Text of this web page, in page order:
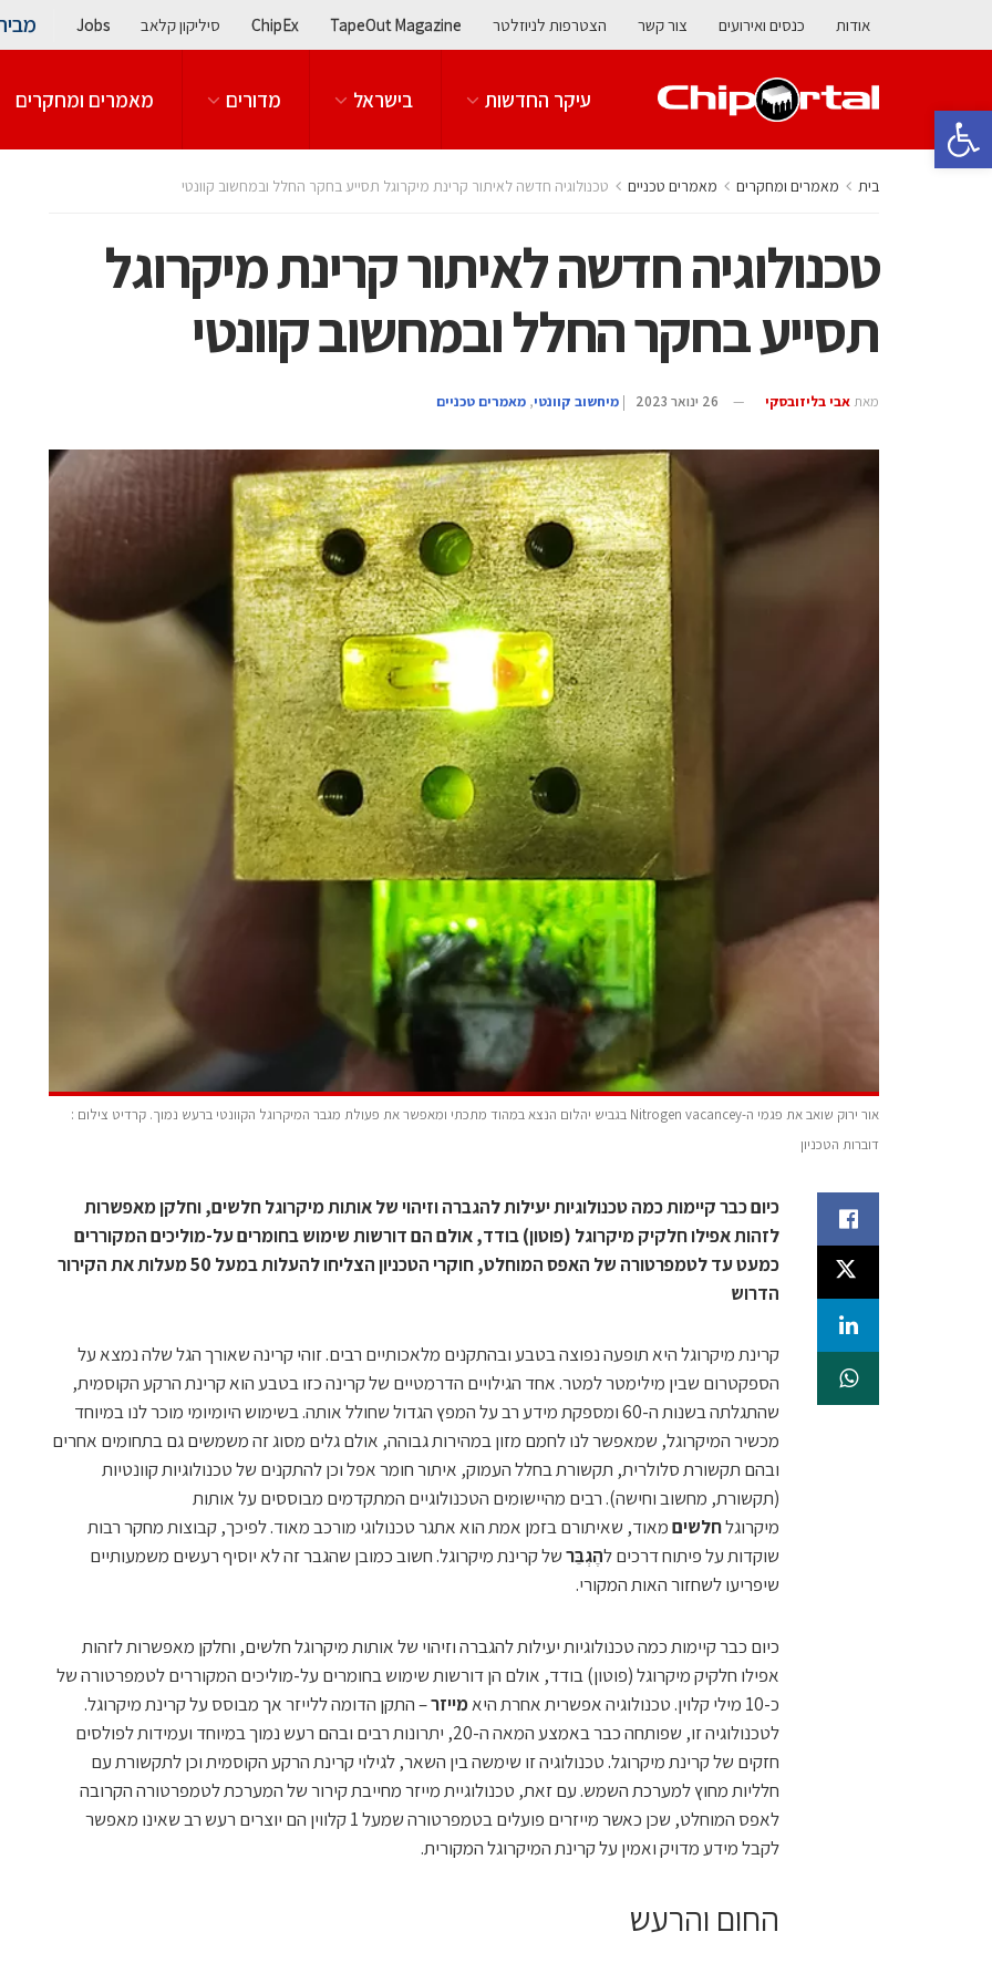
פתח סרגל נגישות
אודות כנסים ואירועים צור קשר הצטרפות לניוזלטר TapeOut Magazine
ChipEx סיליקון קלאב Jobs
עיקר החדשות בישראל מדורים מאמרים ומחקרים
בית מאמרים ומחקרים מאמרים טכניים טכנולוגיה חדשה לאיתור קרינת מיקרוגל תסייע בחקר החלל ובמחשוב קוונטי
טכנולוגיה חדשה לאיתור קרינת מיקרוגל
תסייע בחקר החלל ובמחשוב קוונטי
מאת אבי בליזובסקי 26 ינואר 2023 | מיחשוב קוונטי, מאמרים טכניים
אור ירוק שואב את פגמי ה-Nitrogen vacancey בגביש יהלום הנצא במהוד מתכתי ומאפשר את פעולת מגבר המיקרוגל הקוונטי ברעש נמוך. קרדיט צילום :
דוברות הטכניון
כיום כבר קיימות כמה טכנולוגיות יעילות להגברה וזיהוי של אותות מיקרוגל חלשים, וחלקן מאפשרות
לזהות אפילו חלקיק מיקרוגל (פוטון) בודד, אולם הם דורשות שימוש בחומרים על-מוליכים המקוררים
כמעט עד לטמפרטורה של האפס המוחלט, חוקרי הטכניון הצליחו להעלות במעל 50 מעלות את הקירור
הדרוש
קרינת מיקרוגל היא תופעה נפוצה בטבע ובהתקנים מלאכותיים רבים. זוהי קרינה שאורך הגל שלה נמצא על
הספקטרום שבין מילימטר למטר. אחד הגילויים הדרמטיים של קרינה כזו בטבע הוא קרינת הרקע הקוסמית,
שהתגלתה בשנות ה-60 ומספקת מידע רב על המפץ הגדול שחולל אותה. בשימוש היומיומי מוכר לנו במיוחד
מכשיר המיקרוגל, שמאפשר לנו לחמם מזון במהירות גבוהה, אולם גלים מסוג זה משמשים גם בתחומים אחרים
ובהם תקשורת סלולרית, תקשורת בחלל העמוק, איתור חומר אפל וכן להתקנים של טכנולוגיות קוונטיות
(תקשורת, מחשוב וחישה). רבים מהיישומים הטכנולוגיים המתקדמים מבוססים על אותות
מיקרוגלחלשיםמאוד, שאיתורם בזמן אמת הוא אתגר טכנולוגי מורכב מאוד. לפיכך, קבוצות מחקר רבות
שוקדות על פיתוח דרכים להֶגְבֵּרשל קרינת מיקרוגל. חשוב כמובן שהגבר זה לא יוסיף רעשים משמעותיים
שיפריעו לשחזור האות המקורי.
כיום כבר קיימות כמה טכנולוגיות יעילות להגברה וזיהוי של אותות מיקרוגל חלשים, וחלקן מאפשרות לזהות
אפילו חלקיק מיקרוגל (פוטון) בודד, אולם הן דורשות שימוש בחומרים על-מוליכים המקוררים לטמפרטורה של
כ-10 מילי קלוין. טכנולוגיה אפשרית אחרת היא
מייזר– התקן הדומה ללייזר אך מבוסס על קרינת מיקרוגל.
לטכנולוגיה זו, שפותחה כבר באמצע המאה ה-20, יתרונות רבים ובהם רעש נמוך במיוחד ועמידות לפולסים
חזקים של קרינת מיקרוגל. טכנולוגיה זו שימשה בין השאר, לגילוי קרינת הרקע הקוסמית וכן לתקשורת עם
חלליות מחוץ למערכת השמש. עם זאת, טכנולוגיית מייזר מחייבת קירור של המערכת לטמפרטורה הקרובה
לאפס המוחלט, שכן כאשר מייזרים פועלים בטמפרטורה שמעל 1 קלווין הם יוצרים רעש רב שאינו מאפשר
לקבל מידע מדויק ואמין על קרינת המיקרוגל המקורית.
החום והרעש